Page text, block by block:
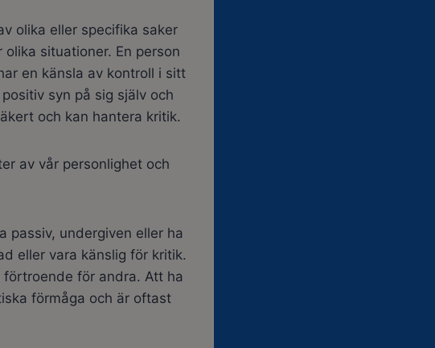
olika eller specifika saker
situationer. En person
en känsla av kontroll i sitt
syn på sig själv och
och kan hantera kritik.
av vår personlighet och
passiv, undergiven eller ha
eller vara känslig för kritik.
förtroende för andra. Att ha
förmåga och är oftast